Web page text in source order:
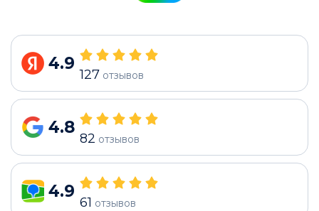
4.9
127 отзывов
4.8
82 отзывов
4.9
61 отзывов